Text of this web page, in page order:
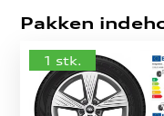
Pakken
1 stk.